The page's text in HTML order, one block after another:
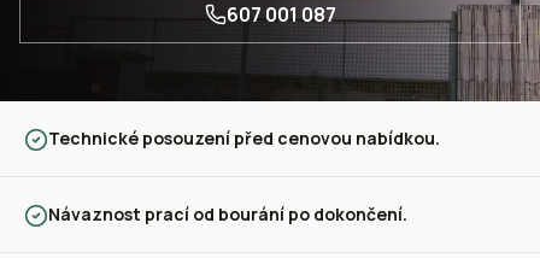
607 001 087
Technické posouzení před cenovou nabídkou.
Návaznost prací od bourání po dokončení.